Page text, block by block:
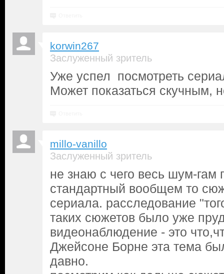
korwin267
Заслуженный зритель
Уже успел посмотреть
Может показаться скучным,
millo-vanillo
Заслуженный зритель
не знаю с чего весь шум-гам
стандартный вообщем то
сериала. расследование
таких сюжетов было уже
видеонаблюдение - это
Джейсоне Борне эта тема
давно.